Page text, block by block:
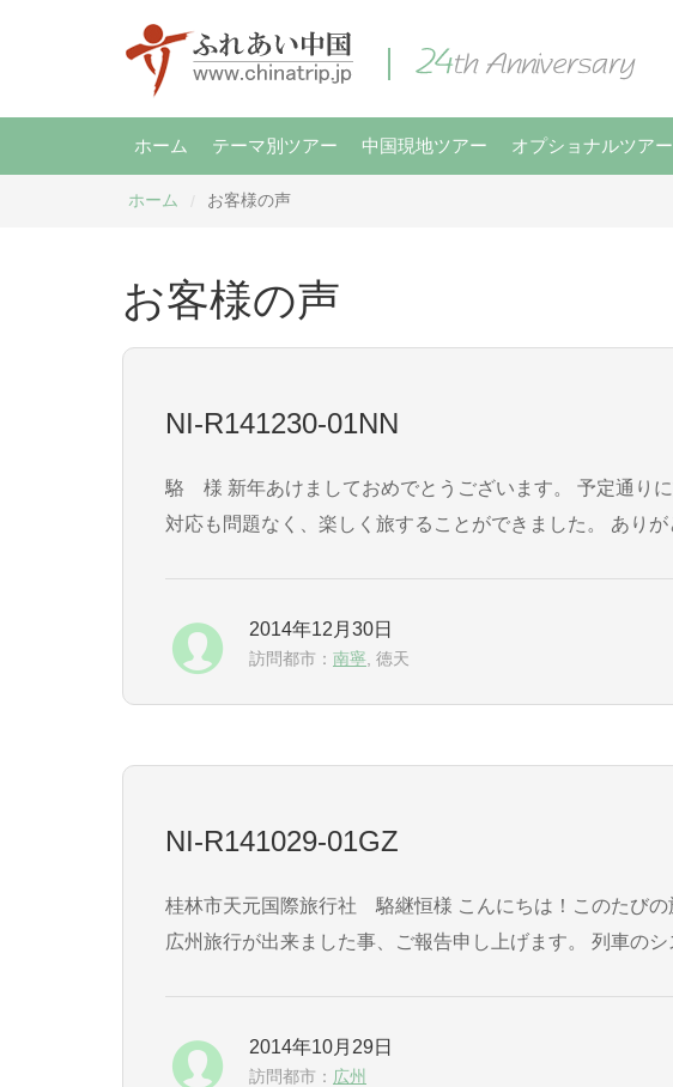
ホーム テーマ別ツアー 中国現地ツアー オプショナルツアー
ホーム お客様の声
お客様の声
NI-R141230-01NN
駱 様 新年あけましておめでとうございます。 予定通りに旅を終え、日本に帰って来ました。 徳天瀑布については、天気にも恵まれ、運転手さんの
対応も問題なく、楽しく旅することができました。 ありがとうございました。 またお願いすることがありましたら、よろしくお願いいたします。 橋
2014年12月30日
訪問都市： 南寧 , 徳天
NI-R141029-01GZ
桂林市天元国際旅行社 駱継恒様 こんにちは！このたびの旅行では万全の手配をして頂き、ありがとうございました。 お陰さまで、充実した香港・
広州旅行が出来ました事、ご報告申し上げます。 列車のシステムも日本とは異なり、乗車するまでに数々の『中国式』のルール （荷物検査⇒切符購
2014年10月29日
訪問都市： 広州